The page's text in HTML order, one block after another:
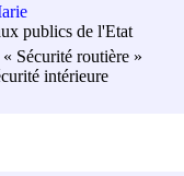
publics de l'Etat
Sécurité routière »
intérieure